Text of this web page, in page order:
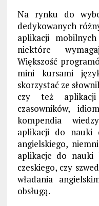
Na rynku do
dedykowanych
aplikacji
niektóre
Większość
mini kursami
skorzystać ze
czy też aplikacji
czasowników,
kompendia
aplikacji do nauki
angielskiego,
aplikacje do nauki
czeskiego, czy
władania
obsługą.